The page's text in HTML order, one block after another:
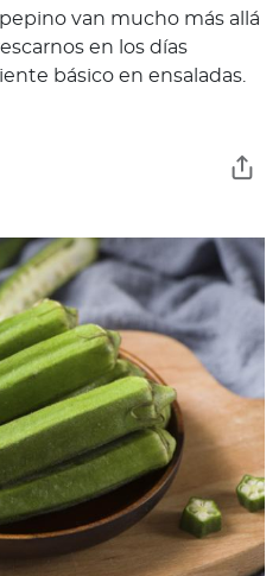
van mucho más allá
en los días
básico en ensaladas.